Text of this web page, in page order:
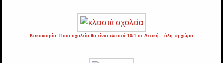
Κακοκαιρία: Ποια σχολεία θα είναι κλειστά 10/1 σε Αττική – όλη τη χώρα